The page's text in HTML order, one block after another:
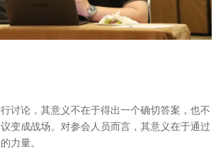
讨论，其意义不在于得出一个确切答案，也不
变成战场。对参会人员而言，其意义在于通过
力量。